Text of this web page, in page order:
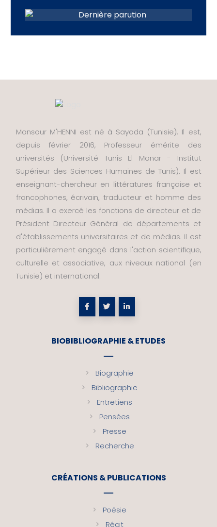
Mansour M'HENNI est né à Sayada (Tunisie). Il est,
depuis février 2016, Professeur émérite des
universités (Université Tunis El Manar - Institut
Supérieur des Sciences Humaines de Tunis). Il est
enseignant-chercheur en littératures française et
francophones, écrivain, traducteur et homme des
médias. Il a exercé les fonctions de directeur et de
Président Directeur Général de départements et
d'établissements universitaires et de médias. Il est
particulièrement engagé dans l'action scientifique,
culturelle et associative, aux niveaux national (en
Tunisie) et international.
BIOBIBLIOGRAPHIE & ETUDES
Biographie
Bibliographie
Entretiens
Pensées
Presse
Recherche
CRÉATIONS & PUBLICATIONS
Poésie
Récit